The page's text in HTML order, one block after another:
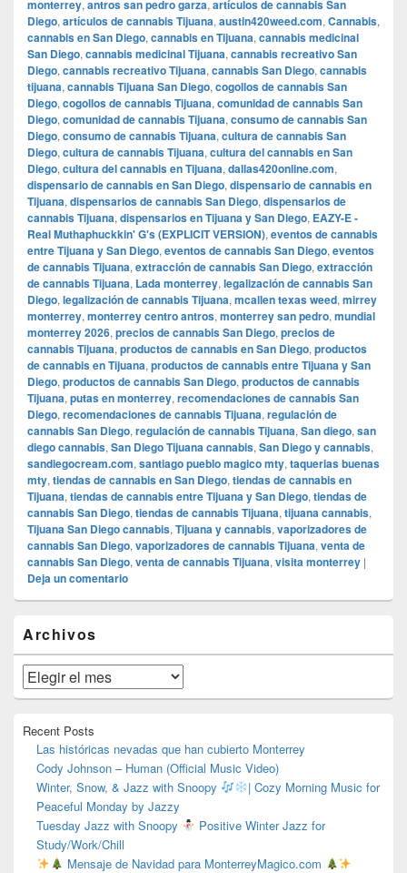
monterrey, antros san pedro garza, artículos de cannabis San
Diego, artículos de cannabis Tijuana, austin420weed.com, Cannabis,
cannabis en San Diego, cannabis en Tijuana, cannabis medicinal
San Diego, cannabis medicinal Tijuana, cannabis recreativo San
Diego, cannabis recreativo Tijuana, cannabis San Diego, cannabis
tijuana, cannabis Tijuana San Diego, cogollos de cannabis San
Diego, cogollos de cannabis Tijuana, comunidad de cannabis San
Diego, comunidad de cannabis Tijuana, consumo de cannabis San
Diego, consumo de cannabis Tijuana, cultura de cannabis San
Diego, cultura de cannabis Tijuana, cultura del cannabis en San
Diego, cultura del cannabis en Tijuana, dallas420online.com,
dispensario de cannabis en San Diego, dispensario de cannabis en
Tijuana, dispensarios de cannabis San Diego, dispensarios de
cannabis Tijuana, dispensarios en Tijuana y San Diego, EAZY-E -
Real Muthaphuckkin' G's (EXPLICIT VERSION), eventos de cannabis
entre Tijuana y San Diego, eventos de cannabis San Diego, eventos
de cannabis Tijuana, extracción de cannabis San Diego, extracción
de cannabis Tijuana, Lada monterrey, legalización de cannabis San
Diego, legalización de cannabis Tijuana, mcallen texas weed, mirrey
monterrey, monterrey centro antros, monterrey san pedro, mundial
monterrey 2026, precios de cannabis San Diego, precios de
cannabis Tijuana, productos de cannabis en San Diego, productos
de cannabis en Tijuana, productos de cannabis entre Tijuana y San
Diego, productos de cannabis San Diego, productos de cannabis
Tijuana, putas en monterrey, recomendaciones de cannabis San
Diego, recomendaciones de cannabis Tijuana, regulación de
cannabis San Diego, regulación de cannabis Tijuana, San diego, san
diego cannabis, San Diego Tijuana cannabis, San Diego y cannabis,
sandiegocream.com, santiago pueblo magico mty, taquerias buenas
mty, tiendas de cannabis en San Diego, tiendas de cannabis en
Tijuana, tiendas de cannabis entre Tijuana y San Diego, tiendas de
cannabis San Diego, tiendas de cannabis Tijuana, tijuana cannabis,
Tijuana San Diego cannabis, Tijuana y cannabis, vaporizadores de
cannabis San Diego, vaporizadores de cannabis Tijuana, venta de
cannabis San Diego, venta de cannabis Tijuana, visita monterrey |
Deja un comentario
área
de
widget
barra
lateral
Archivos
Archivos
Recent Posts
Las históricas nevadas que han cubierto Monterrey
Cody Johnson – Human (Official Music Video)
Winter, Snow, & Jazz with Snoopy
| Cozy Morning Music for
Peaceful Monday by Jazzy
Tuesday Jazz with Snoopy
Positive Winter Jazz for
Study/Work/Chill
Mensaje de Navidad para MonterreyMagico.com